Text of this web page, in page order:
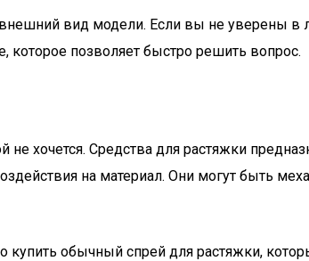
вид модели. Если вы не уверены
которое позволяет быстро решить вопрос.
хочется. Средства для растяжки
на материал. Они могут быть
обычный спрей для растяжки,